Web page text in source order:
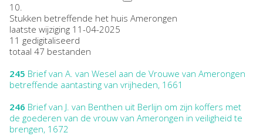
10.
Stukken betreffende het huis Amerongen
laatste wijziging 11-04-2025
11 gedigitaliseerd
totaal 47 bestanden
245 Brief van A. van Wesel aan de Vrouwe van Amerongen
betreffende aantasting van vrijheden, 1661
246 Brief van J. van Benthen uit Berlijn om zijn koffers met
de goederen van de vrouw van Amerongen in veiligheid te
brengen, 1672